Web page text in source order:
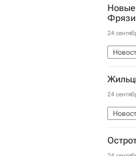
Новые
24
24